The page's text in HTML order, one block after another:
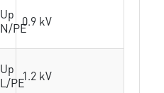
Up
N/PE0.9 kV
Up
L/PE1.2 kV